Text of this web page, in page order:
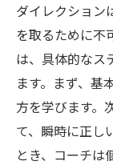
ダイレクション
を取るために不
は、具体的なス
ます。まず、基
方を学びます。
て、瞬時に正し
とき、コーチは